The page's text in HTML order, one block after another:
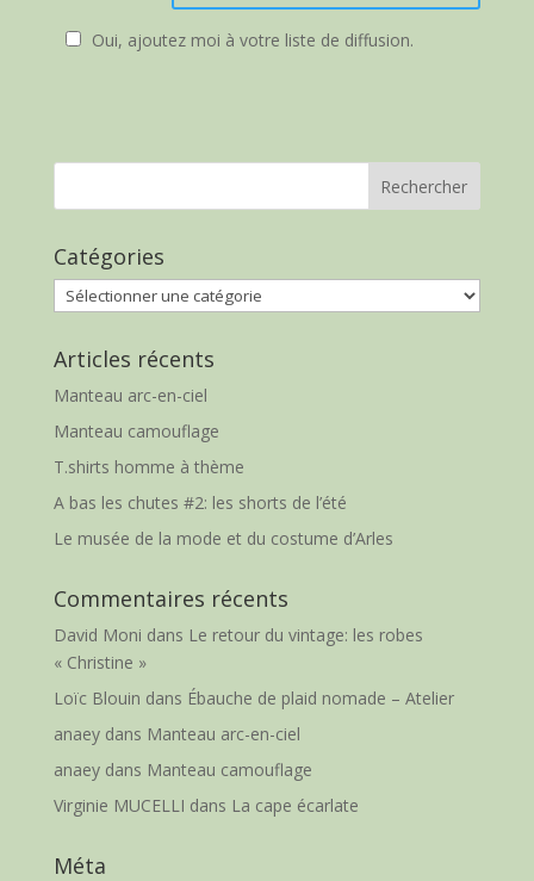
Oui, ajoutez moi à votre liste de diffusion.
Catégories
Catégories
Articles récents
Manteau arc-en-ciel
Manteau camouflage
T.shirts homme à thème
A bas les chutes #2: les shorts de l’été
Le musée de la mode et du costume d’Arles
Commentaires récents
David Moni dans Le retour du vintage: les robes
« Christine »
Loïc Blouin dans Ébauche de plaid nomade – Atelier
anaeydans Manteau arc-en-ciel
anaeydans Manteau camouflage
Virginie MUCELLI dans La cape écarlate
Méta